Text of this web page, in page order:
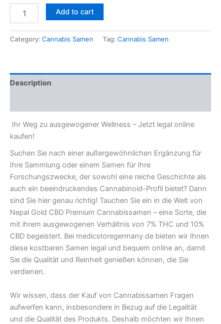
Add to cart
Category: Cannabis Samen Tag: Cannabis Samen
Description
Ihr Weg zu ausgewogener Wellness – Jetzt legal online
kaufen!
Suchen Sie nach einer außergewöhnlichen Ergänzung für
Ihre Sammlung oder einem Samen für Ihre
Forschungszwecke, der sowohl eine reiche Geschichte als
auch ein beeindruckendes Cannabinoid-Profil bietet? Dann
sind Sie hier genau richtig! Tauchen Sie ein in die Welt von
Nepal Gold CBD Premium Cannabissamen – eine Sorte, die
mit ihrem ausgewogenen Verhältnis von 7% THC und 10%
CBD begeistert. Bei medicstoregermany.de bieten wir Ihnen
diese kostbaren Samen legal und bequem online an, damit
Sie die Qualität und Reinheit genießen können, die Sie
verdienen.
Wir wissen, dass der Kauf von Cannabissamen Fragen
aufwerfen kann, insbesondere in Bezug auf die Legalität
und die Qualität des Produkts. Deshalb möchten wir Ihnen